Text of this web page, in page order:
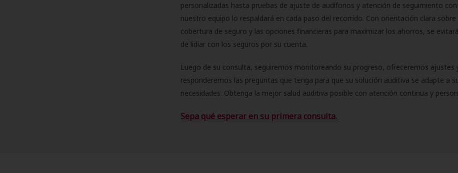
personalizadas hasta pruebas de ajuste de audífonos y atención de seguimiento
nuestro equipo lo respaldará en cada paso del recorrido. Con orientación clara sobre
cobertura de seguro y las opciones financieras para maximizar los ahorros, se
de lidiar con los seguros por su cuenta.
Luego de su consulta, seguiremos monitoreando su progreso, ofreceremos ajustes
responderemos las preguntas que tenga para que su solución auditiva se adapte a
necesidades. Obtenga la mejor salud auditiva posible con atención continua y
Sepa qué esperar en su primera consulta.